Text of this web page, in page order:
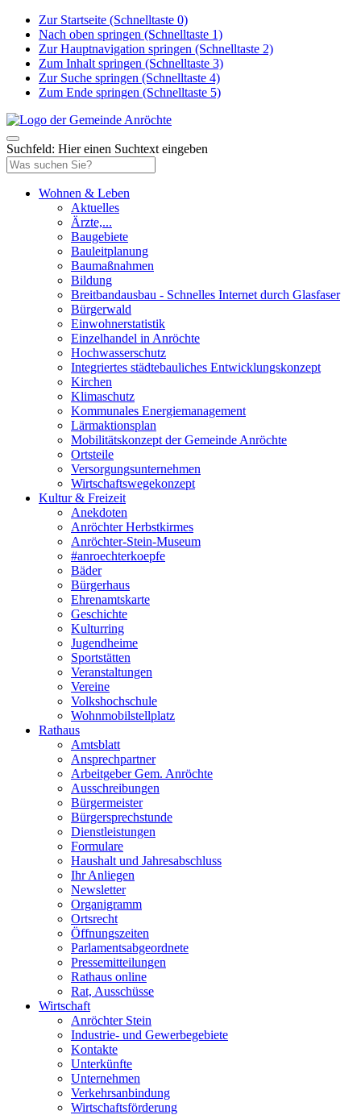
Zur Startseite (Schnelltaste 0)
Nach oben springen (Schnelltaste 1)
Zur Hauptnavigation springen (Schnelltaste 2)
Zum Inhalt springen (Schnelltaste 3)
Zur Suche springen (Schnelltaste 4)
Zum Ende springen (Schnelltaste 5)
Suchfeld: Hier einen Suchtext eingeben
Wohnen & Leben
Aktuelles
Ärzte,...
Baugebiete
Bauleitplanung
Baumaßnahmen
Bildung
Breitbandausbau - Schnelles Internet durch Glasfaser
Bürgerwald
Einwohnerstatistik
Einzelhandel in Anröchte
Hochwasserschutz
Integriertes städtebauliches Entwicklungskonzept
Kirchen
Klimaschutz
Kommunales Energiemanagement
Lärmaktionsplan
Mobilitätskonzept der Gemeinde Anröchte
Ortsteile
Versorgungsunternehmen
Wirtschaftswegekonzept
Kultur & Freizeit
Anekdoten
Anröchter Herbstkirmes
Anröchter-Stein-Museum
#anroechterkoepfe
Bäder
Bürgerhaus
Ehrenamtskarte
Geschichte
Kulturring
Jugendheime
Sportstätten
Veranstaltungen
Vereine
Volkshochschule
Wohnmobilstellplatz
Rathaus
Amtsblatt
Ansprechpartner
Arbeitgeber Gem. Anröchte
Ausschreibungen
Bürgermeister
Bürgersprechstunde
Dienstleistungen
Formulare
Haushalt und Jahresabschluss
Ihr Anliegen
Newsletter
Organigramm
Ortsrecht
Öffnungszeiten
Parlamentsabgeordnete
Pressemitteilungen
Rathaus online
Rat, Ausschüsse
Wirtschaft
Anröchter Stein
Industrie- und Gewerbegebiete
Kontakte
Unterkünfte
Unternehmen
Verkehrsanbindung
Wirtschaftsförderung